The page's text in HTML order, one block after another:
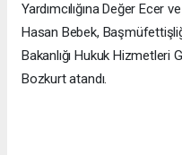
Yardımcılığına Değer Ecer
Hasan Bebek,
Bakanlığı Hukuk Hizmetleri
Bozkurt atandı.